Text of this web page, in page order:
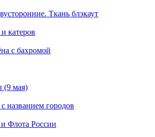
Ткань блэкаут
катеров
с бахромой
(9 мая)
названием городов
Флота России